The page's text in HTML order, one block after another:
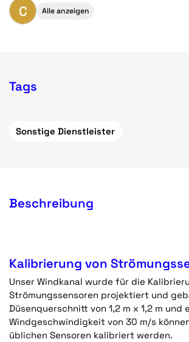
C Alle anzeigen
Tags
Sonstige Dienstleister
Beschreibung
Kalibrierung von
Unser Windkanal wurde für die
Strömungssensoren projektiert und
Düsenquerschnitt von 1,2 m x 1,2 m und
Windgeschwindigkeit von 30 m/s
üblichen Sensoren kalibriert werden.